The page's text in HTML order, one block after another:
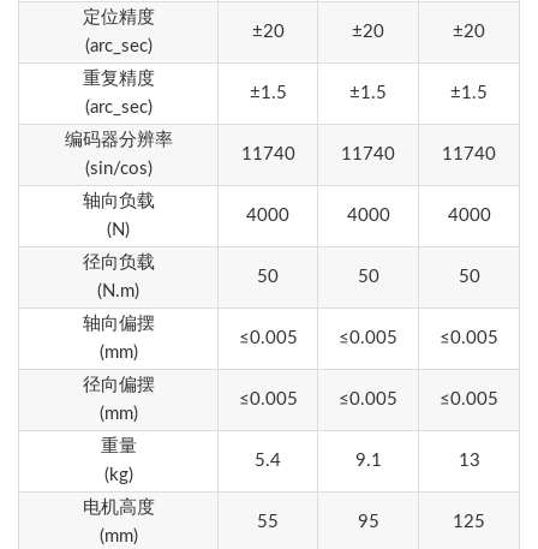
定位精度
(arc_sec)
±20 ±20 ±20
重复精度
(arc_sec)
±1.5 ±1.5 ±1.5
编码器分辨率
(sin/cos)
11740 11740 11740
轴向负载
(N)
4000 4000 4000
径向负载
(N.m)
50 50 50
轴向偏摆
(mm)
≤0.005 ≤0.005 ≤0.005
径向偏摆
(mm)
≤0.005 ≤0.005 ≤0.005
重量
(kg)
5.4 9.1 13
电机高度
(mm)
55 95 125